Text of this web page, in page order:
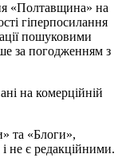
«Полтавщина» на
гіперпосилання
пошуковими
за погодженням з
на комерційній
та «Блоги»,
і не є редакційними.